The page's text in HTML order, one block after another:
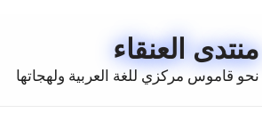
منتدى العنقاء
نحو قاموس مركزي للغة العربية ولهجاتها